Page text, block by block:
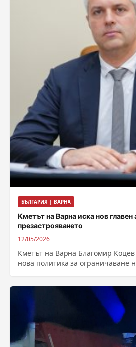
БЪЛГАРИЯ | ВАРНА
Кметът на Варна иска нов главен
презастрояването
12/05/2026
Кметът на Варна Благомир Коцев
нова политика за ограничаване
в...